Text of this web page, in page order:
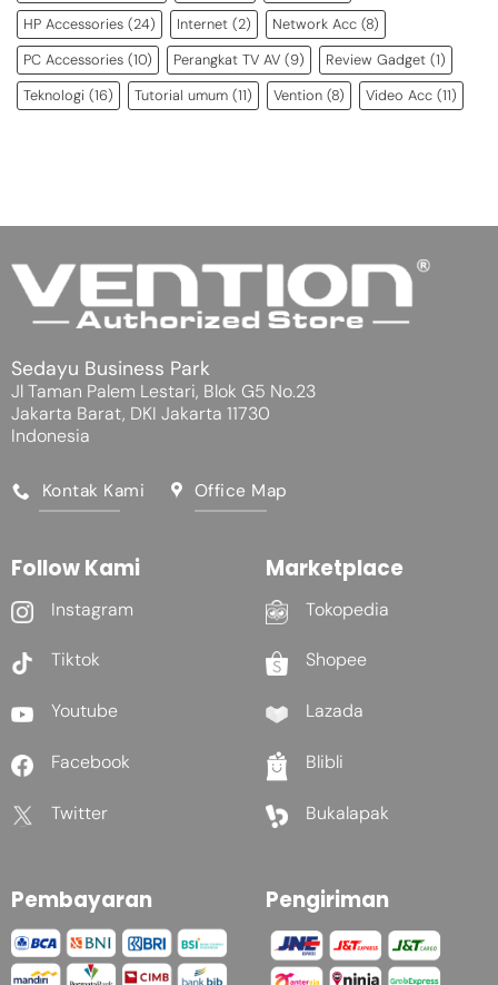
HP Accessories (24) Internet (2) Network Acc (8)
PC Accessories (10) Perangkat TV AV (9) Review Gadget (1)
Teknologi (16) Tutorial umum (11) Vention (8) Video Acc (11)
Sedayu Business Park
Jl Taman Palem Lestari, Blok G5 No.23
Jakarta Barat, DKI Jakarta 11730
Indonesia
Kontak Kami Office Map
Follow Kami
Instagram
Tiktok
Youtube
Facebook
Twitter
Marketplace
Tokopedia
Shopee
Lazada
Blibli
Bukalapak
Pembayaran Pengiriman